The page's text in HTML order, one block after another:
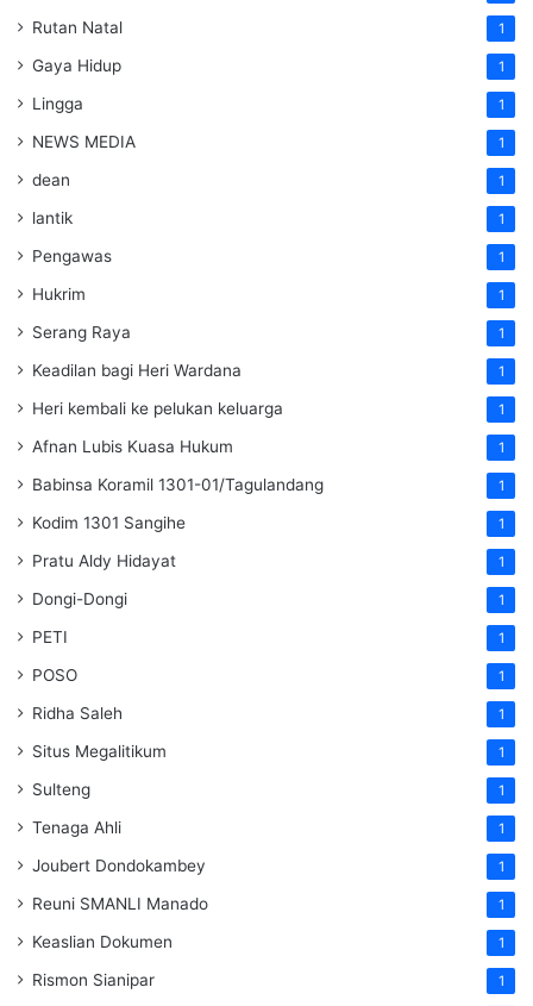
Rutan Natal 1
Gaya Hidup 1
Lingga 1
NEWS MEDIA 1
dean 1
lantik 1
Pengawas 1
Hukrim 1
Serang Raya 1
Keadilan bagi Heri Wardana 1
Heri kembali ke pelukan keluarga 1
Afnan Lubis Kuasa Hukum 1
Babinsa Koramil 1301-01/Tagulandang 1
Kodim 1301 Sangihe 1
Pratu Aldy Hidayat 1
Dongi-Dongi 1
PETI 1
POSO 1
Ridha Saleh 1
Situs Megalitikum 1
Sulteng 1
Tenaga Ahli 1
Joubert Dondokambey 1
Reuni SMANLI Manado 1
Keaslian Dokumen 1
Rismon Sianipar 1